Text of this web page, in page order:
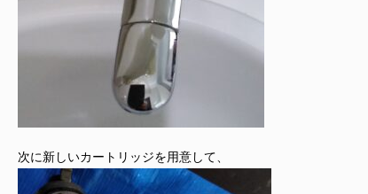
次に新しいカートリッジを用意して、